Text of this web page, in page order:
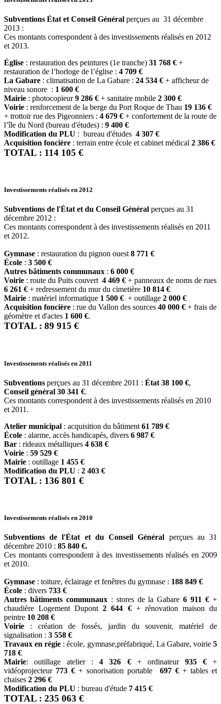
Subventions État et Conseil Général perçues au 31 décembre
2013 :
Ces montants correspondent à des investissements réalisés en 2012
et 2013.
Église : restauration des peintures (1e tranche) 31 768 € +
restauration de l’horloge de l’église : 4 709 €
La Gabare : climatisation de La Gabare : 24 534 € + afficheur de
niveau sonore : 1 600 €
Mairie : photocopieur9 286 € + sanitaire mobile 2 300 €
Voirie : renforcement de la berge du Port Roque de Thau 19 136 €
+ trottoir rue des Pigeonniers : 4 679 € + confortement de la route de
l’île du Nord (bureau d'études) : 9 400 €
Modification du PLU : bureau d'études 4 307 €
Acquisition foncière : terrain entre école et cabinet médical 2 386 €
TOTAL : 114 105 €
Investissements réalisés en 2012
Subventions de l'État et du Conseil Général perçues au 31
décembre 2012 :
Ces montants correspondent à des investissements réalisés en 2011
et 2012.
Gymnase : restauration du pignon ouest8 771 €
École : 3 500 €
Autres bâtiments communaux : 6 000 €
Voirie : route du Puits couvert 4 469 € + panneaux de noms de rues
6 261 € + redressement du mur du cimetière 10 814 €
Mairie : matériel informatique 1 500 € + outillage 2 000 €
Acquisition foncière : rue du Vallon des sources 40 000 € + frais de
géomètre et d'actes 1 600 €.
TOTAL : 89 915 €
Investissements réalisés en 2011
Subventions perçues au 31 décembre 2011 : État 38 100 €,
Conseil général 30 341 €.
Ces montants correspondent à des investissements réalisés en 2010
et 2011.
Atelier municipal : acquisition du bâtiment 61 789 €
École : alarme, accès handicapés, divers 6 987 €
Bar : rideaux métalliques 4 638 €
Voirie : 59 529 €
Mairie : outillage 1 455 €
Modification du PLU : 2 403 €
TOTAL : 136 801 €
Investissements réalisés en 2010
Subventions de l'État et du Conseil Général perçues au 31
décembre 2010 : 85 840 €.
Ces montants correspondent à des investissements réalisés en 2009
et 2010.
Gymnase : toiture, éclairage et fenêtres du gymnase : 188 849 €
École : divers 733 €
Autres bâtiments communaux: stores de la Gabare6 911 € +
chaudière Logement Dupont2 644 €+ rénovation maison du
peintre 10 208 €
Voirie : création de fossés, jardin du souvenir, matériel de
signalisation : 3 558 €
Travaux en régie : école, gymnase,préfabriqué, La Gabare, voirie5
718 €
Mairie: outillage atelier :4 326 €+ ordinateur 935 €+
vidéoprojecteur 773 € + sonorisation portable 697 €+ tables et
chaises 2 296 €
Modification du PLU : bureau d'étude 7 415 €
TOTAL : 235 063 €